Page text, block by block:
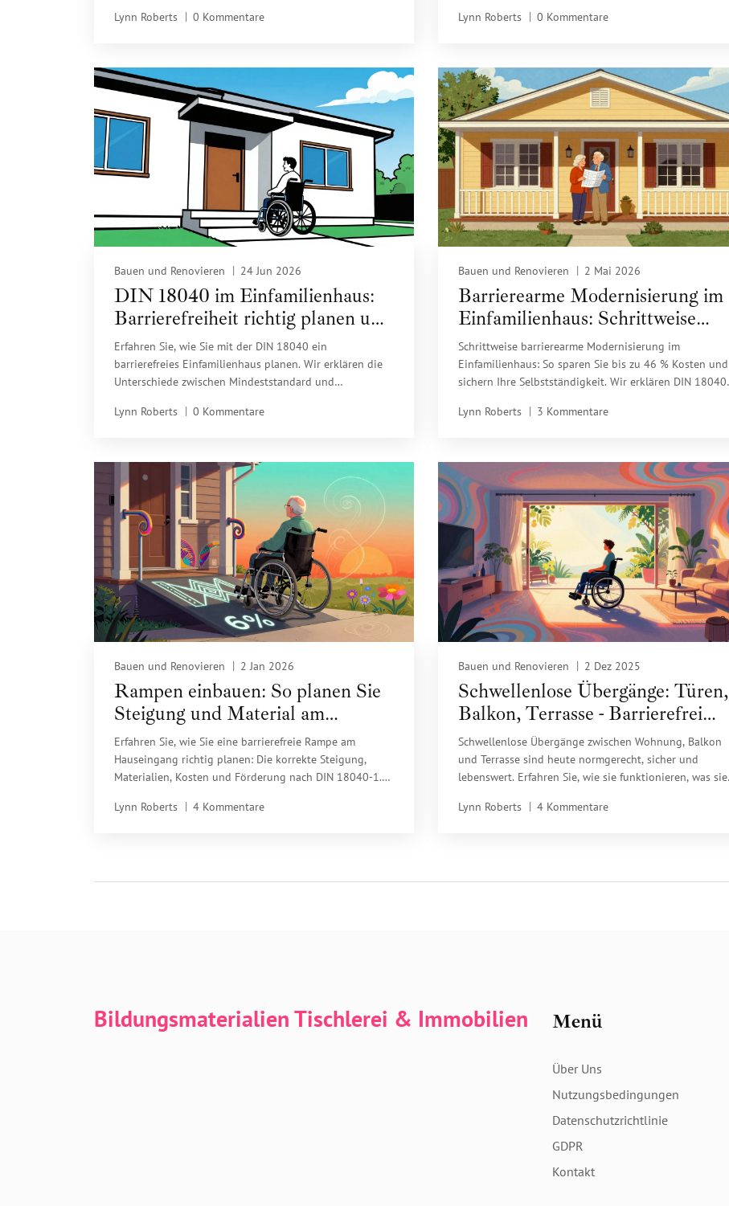
Lynn Roberts
0 Kommentare
Lynn Roberts
0 Kommentare
Bauen und Renovieren 24 Jun 2026
DIN 18040 im Einfamilienhaus:
Barrierefreiheit richtig planen und
umsetzen
Erfahren Sie, wie Sie mit der DIN 18040 ein
barrierefreies Einfamilienhaus planen. Wir erklären die
Unterschiede zwischen Mindeststandard und
und Bäder und beleuchten die rechtlichen Pflichten in
Lynn Roberts 0 Kommentare
Bauen und Renovieren 2 Mai 2026
Barrierearme Modernisierung im
Einfamilienhaus: Schrittweise
anpassen
Schrittweise barrierearme Modernisierung im
Einfamilienhaus: So sparen Sie bis zu 46 % Kosten und
sichern Ihre Selbstständigkeit. Wir erklären DIN 18040
den altersgerechten Umbau.
Lynn Roberts 3 Kommentare
Bauen und Renovieren 2 Jan 2026
Rampen einbauen: So planen Sie
Steigung und Material am
Hauseingang richtig
Erfahren Sie, wie Sie eine barrierefreie Rampe am
Hauseingang richtig planen: Die korrekte Steigung,
Materialien, Kosten und Förderung nach DIN 18040-1.
Familien.
Lynn Roberts 4 Kommentare
Bauen und Renovieren 2 Dez 2025
Schwellenlose Übergänge: Türen,
Balkon, Terrasse - Barrierefrei
bauen mit Null-Höhe
Schwellenlose Übergänge zwischen Wohnung, Balkon
und Terrasse sind heute normgerecht, sicher und
lebenswert. Erfahren Sie, wie sie funktionieren, was sie
Bauens sind.
Lynn Roberts 4 Kommentare
Bildungsmaterialien Tischlerei & Immobilien Menü
Über Uns
Nutzungsbedingungen
Datenschutzrichtlinie
GDPR
Kontakt